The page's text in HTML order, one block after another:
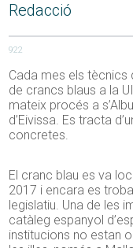
Redacció
922
Cada mes els tècnics
de crancs blaus a la
mateix procés a
d’Eivissa. Es tracta
concretes.
El cranc blau es va
2017 i encara es
legislatiu. Una de les
catàleg espanyol
institucions no estan